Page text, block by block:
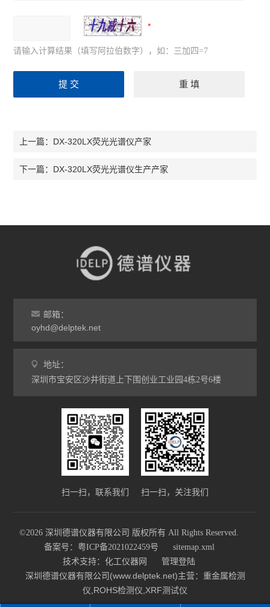
请输入计算结果（填写阿拉伯数字），如：三加四=7
上一篇： DX-320LX荧光光谱仪产家
下一篇： DX-320LX荧光光谱仪生产产家
邮箱：
oyhd@delptek.net
地址：
深圳市宝安区沙井街道上下围创业工业园4栋2号6楼
扫一扫，联系我们 扫一扫，关注我们
©2026 深圳德谱仪器有限公司 版权所有 All Rights Reserved.
备案号：粤ICP备2021022459号
sitemap.xml
技术支持： 化工仪器网 管理登陆
深圳德谱仪器有限公司(www.delptek.net)主营：重金属检测
仪,ROHS检测仪,XRF测试仪